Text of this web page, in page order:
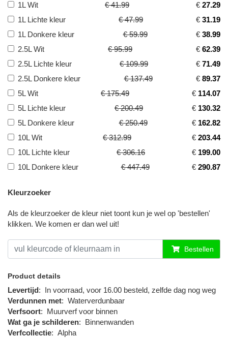
1L Wit
€ 41.99 € 27.29
1L Lichte kleur
€ 47.99 € 31.19
1L Donkere kleur
€ 59.99 € 38.99
2.5L Wit
€ 95.99 € 62.39
2.5L Lichte kleur
€ 109.99 € 71.49
2.5L Donkere kleur
€ 137.49 € 89.37
5L Wit
€ 175.49 € 114.07
5L Lichte kleur
€ 200.49 € 130.32
5L Donkere kleur
€ 250.49 € 162.82
10L Wit
€ 312.99 € 203.44
10L Lichte kleur
€ 306.16 € 199.00
10L Donkere kleur
€ 447.49 € 290.87
Kleurzoeker
Als de kleurzoeker de kleur niet toont kun je wel op 'bestellen'
klikken. We komen er dan wel uit!
Bestellen
Product details
Levertijd: In voorraad, voor 16.00 besteld, zelfde dag nog weg
Verdunnen met: Waterverdunbaar
Verfsoort: Muurverf voor binnen
Wat ga je schilderen: Binnenwanden
Verfcollectie: Alpha